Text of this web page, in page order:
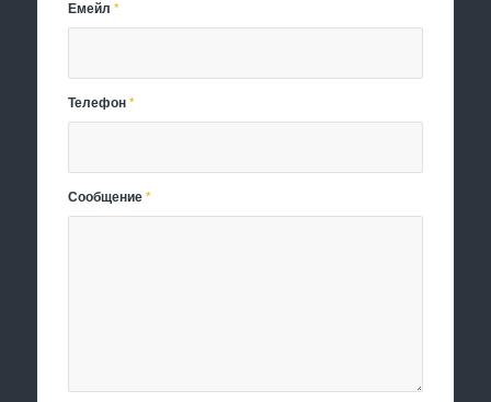
Емейл*
Телефон*
Сообщение*